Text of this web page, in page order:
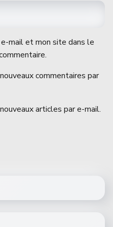
mail et mon site dans le
commentaires par
articles par e-mail.